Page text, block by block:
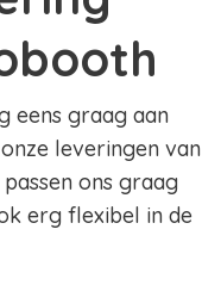
eens graag aan
leveringen van
ons graag
erg flexibel in de